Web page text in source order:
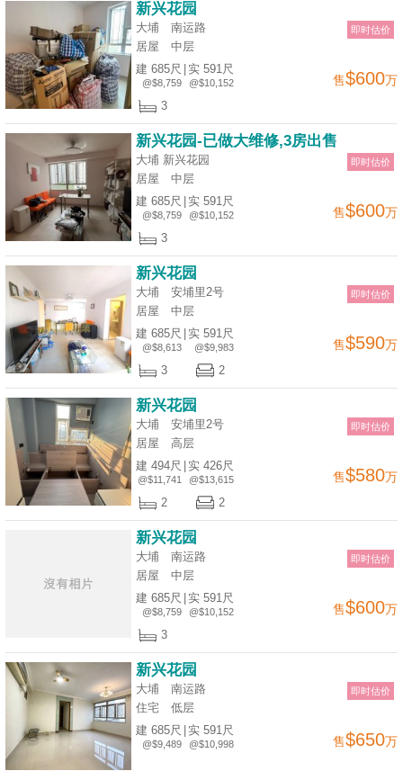
即时估价
新兴花园
大埔 南运路
居屋
中层
建 685尺
@$8,759
实 591尺
@$10,152 售$600万
3
即时估价
新兴花园-已做大维修,3房出售
大埔 新兴花园
居屋
中层
建 685尺
@$8,759
实 591尺
@$10,152 售$600万
3
即时估价
新兴花园
大埔 安埔里2号
居屋
中层
建 685尺
@$8,613
实 591尺
@$9,983 售$590万
3 2
即时估价
新兴花园
大埔 安埔里2号
居屋
高层
建 494尺
@$11,741
实 426尺
@$13,615 售$580万
2 2
即时估价
新兴花园
大埔 南运路
居屋
中层
建 685尺
@$8,759
实 591尺
@$10,152 售$600万
3
即时估价
新兴花园
大埔 南运路
住宅
低层
建 685尺
@$9,489
实 591尺
@$10,998 售$650万